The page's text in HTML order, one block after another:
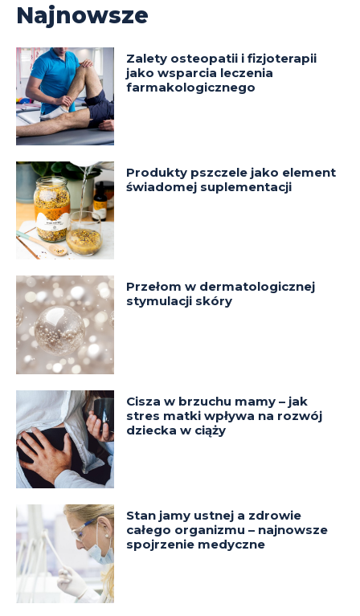
Najnowsze
Zalety osteopatii i fizjoterapii
jako wsparcia leczenia
farmakologicznego
Produkty pszczele jako element
świadomej suplementacji
Przełom w dermatologicznej
stymulacji skóry
Cisza w brzuchu mamy – jak
stres matki wpływa na rozwój
dziecka w ciąży
Stan jamy ustnej a zdrowie
całego organizmu – najnowsze
spojrzenie medyczne